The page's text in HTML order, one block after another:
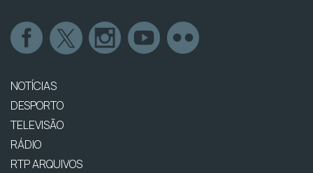
NOTÍCIAS
DESPORTO
TELEVISÃO
RÁDIO
RTP ARQUIVOS